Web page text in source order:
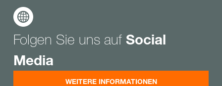
Folgen Sie uns auf Social
Media
WEITERE INFORMATIONEN